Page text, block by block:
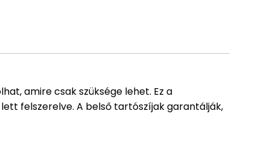
amire csak szüksége lehet. Ez a
felszerelve. A belső tartószíjak garantálják,